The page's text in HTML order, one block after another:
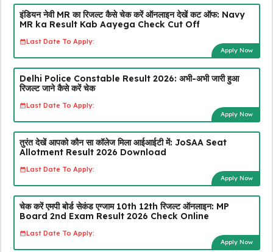
इंडियन नेवी MR का रिजल्ट कैसे चेक करें ऑनलाइन देखें कट ऑफ: Navy
MR ka Result Kab Aayega Check Cut Off
Last Date To Apply:
Apply Now
Delhi Police Constable Result 2026: अभी-अभी जारी हुआ
रिजल्ट जाने कैसे करें चेक
Last Date To Apply:
Apply Now
तुरंत देखें आपको कौन सा कॉलेज मिला आईआईटी में: JoSAA Seat
Allotment Result 2026 Download
Last Date To Apply:
Apply Now
चेक करें एमपी बोर्ड सेकंड एग्जाम 10th 12th रिजल्ट ऑनलाइन: MP
Board 2nd Exam Result 2026 Check Online
Last Date To Apply:
Apply Now